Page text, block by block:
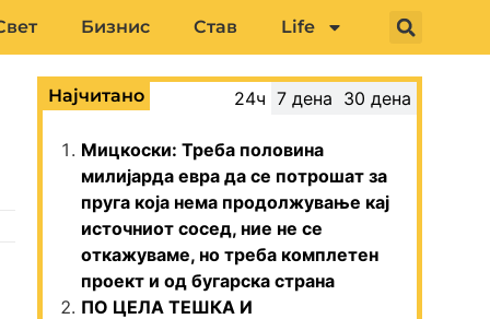
Бизнис Став Life
Најчитано 24ч 7 дена 30 дена
Мицкоски: Треба половина
милијарда евра да се потрошат за
пруга која нема продолжување кај
источниот сосед, ние не се
откажуваме, но треба комплетен
проект и од бугарска страна
ПО ЦЕЛА ТЕШКА И